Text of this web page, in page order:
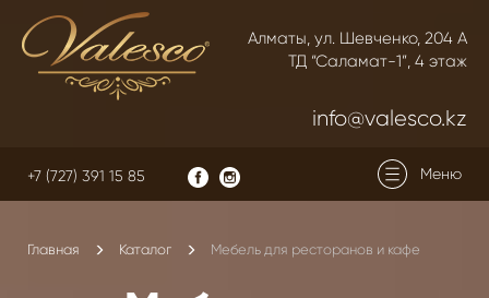
Алматы, ул. Шевченко, 204 А
ТД “Саламат-1”, 4 этаж
info@valesco.kz
Меню
+7 (727) 391 15 85
Главная Каталог Мебель для ресторанов и кафе